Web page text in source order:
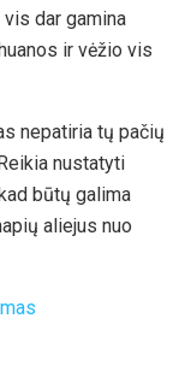
dar gamina
ir vėžio vis
nepatiria tų pačių
nustatyti
būtų galima
aliejus nuo